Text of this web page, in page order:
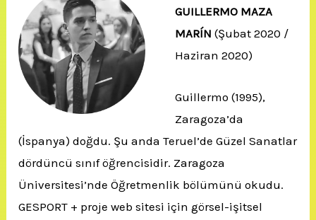
GUILLERMO MAZA
MARÍN(Şubat 2020 /
Haziran 2020)
Guillermo (1995),
Zaragoza’da
(İspanya) doğdu. Şu anda Teruel’de Güzel Sanatlar
dördüncü sınıf öğrencisidir. Zaragoza
Üniversitesi’nde Öğretmenlik bölümünü okudu.
GESPORT + proje web sitesi için görsel-işitsel